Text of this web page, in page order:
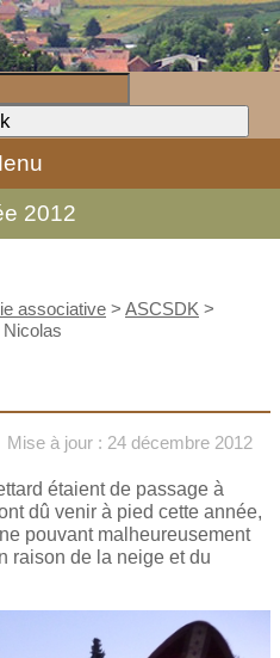
2012
associative > ASCSDK >
Nicolas
Mise à jour : 24 décembre 2012
étaient de passage à
dû venir à pied cette année,
pouvant malheureusement
raison de la neige et du